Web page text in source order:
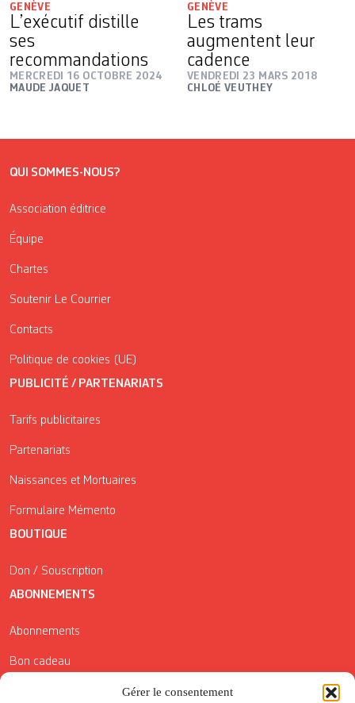
Gérer le consentement
GENÈVE
L’exécutif distille
ses
recommandations
MERCREDI 16 OCTOBRE 2024
MAUDE JAQUET
GENÈVE
Les trams
augmentent leur
cadence
VENDREDI 23 MARS 2018
CHLOÉ VEUTHEY
QUI SOMMES-NOUS?
Association éditrice
Équipe
Chartes
Soutenir Le Courrier
Contacts
Politique de cookies (UE)
PUBLICITÉ / PARTENARIATS
Tarifs publicitaires
Partenariats
Naissances et Mortuaires
Formulaire Mémento
BOUTIQUE
Don / Souscription
ABONNEMENTS
Abonnements
Bon cadeau
Conditions générales de vente